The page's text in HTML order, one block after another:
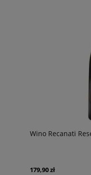
Wino Recanati
179,90 zł